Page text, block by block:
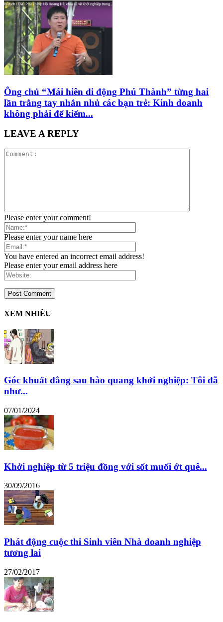
Ông chủ “Mái hiên di động Phú Thành” từng hai
lần trắng tay nhắn nhủ các bạn trẻ: Kinh doanh
không phải để kiếm...
LEAVE A REPLY
Please enter your comment!
Please enter your name here
You have entered an incorrect email address!
Please enter your email address here
XEM NHIỀU
Góc khuất đằng sau hào quang khởi nghiệp: Tôi đã
như...
07/01/2024
Khởi nghiệp từ 5 triệu đồng với sốt muối ớt quê...
30/09/2016
Phát động cuộc thi Sinh viên Nhà doanh nghiệp
tương lai
27/02/2017